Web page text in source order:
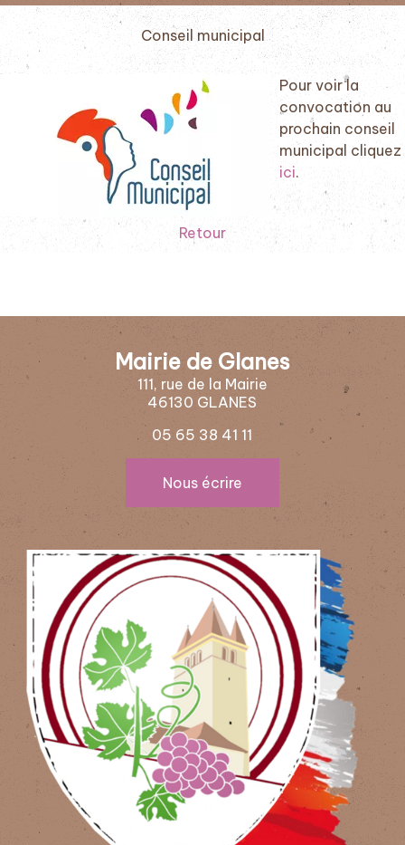
Conseil municipal
Pour voir la
convocation au
prochain conseil
municipal cliquez
ici.
Retour
Mairie de Glanes
111, rue de la Mairie
46130 GLANES
05 65 38 41 11
Nous écrire